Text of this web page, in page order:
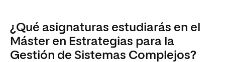
¿Qué asignaturas estudiarás en el
Máster en Estrategias para la
Gestión de Sistemas Complejos?